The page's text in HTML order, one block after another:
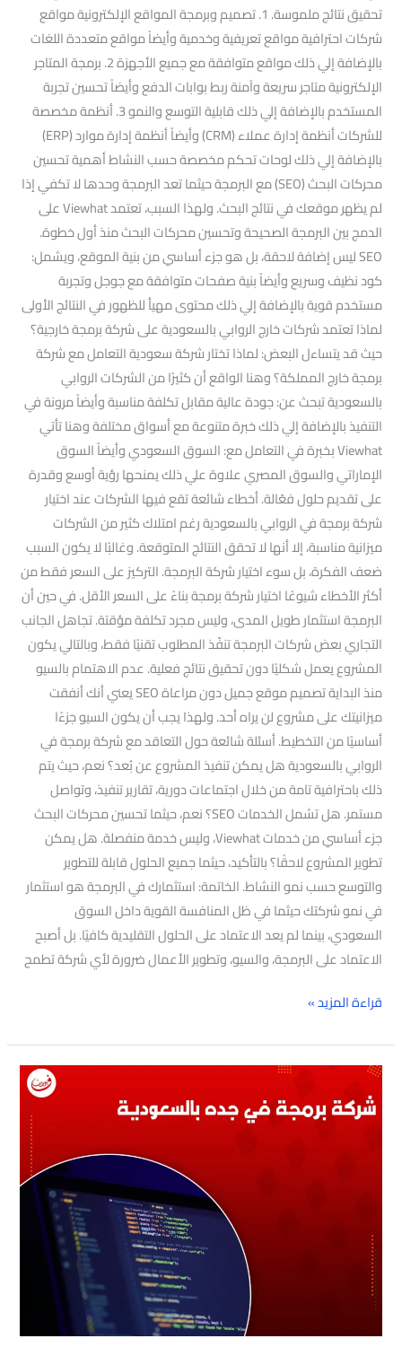
تحقيق نتائج ملموسة. 1. تصميم وبرمجة المواقع الإلكترونية مواقع
شركات احترافية مواقع تعريفية وخدمية وأيضاً مواقع متعددة اللغات
بالإضافة إلي ذلك مواقع متوافقة مع جميع الأجهزة 2. برمجة المتاجر
الإلكترونية متاجر سريعة وآمنة ربط بوابات الدفع وأيضاً تحسين تجربة
المستخدم بالإضافة إلي ذلك قابلية التوسع والنمو 3. أنظمة مخصصة
للشركات أنظمة إدارة عملاء (CRM) وأيضاً أنظمة إدارة موارد (ERP)
بالإضافة إلي ذلك لوحات تحكم مخصصة حسب النشاط أهمية تحسين
محركات البحث (SEO) مع البرمجة حيثما تعد البرمجة وحدها لا تكفي إذا
لم يظهر موقعك في نتائج البحث. ولهذا السبب، تعتمد Viewhat على
الدمج بين البرمجة الصحيحة وتحسين محركات البحث منذ أول خطوة.
SEO ليس إضافة لاحقة، بل هو جزء أساسي من بنية الموقع، ويشمل:
كود نظيف وسريع وأيضاً بنية صفحات متوافقة مع جوجل وتجربة
مستخدم قوية بالإضافة إلي ذلك محتوى مهيأ للظهور في النتائج الأولى
لماذا تعتمد شركات خارج الروابي بالسعودية على شركة برمجة خارجية؟
حيث قد يتساءل البعض: لماذا تختار شركة سعودية التعامل مع شركة
برمجة خارج المملكة؟ وهنا الواقع أن كثيرًا من الشركات الروابي
بالسعودية تبحث عن: جودة عالية مقابل تكلفة مناسبة وأيضاً مرونة في
التنفيذ بالإضافة إلي ذلك خبرة متنوعة مع أسواق مختلفة وهنا تأتي
Viewhat بخبرة في التعامل مع: السوق السعودي وأيضاً السوق
الإماراتي والسوق المصري علاوة علي ذلك يمنحها رؤية أوسع وقدرة
على تقديم حلول فعّالة. أخطاء شائعة تقع فيها الشركات عند اختيار
شركة برمجة في الروابي بالسعودية رغم امتلاك كثير من الشركات
ميزانية مناسبة، إلا أنها لا تحقق النتائج المتوقعة. وغالبًا لا يكون السبب
ضعف الفكرة، بل سوء اختيار شركة البرمجة. التركيز على السعر فقط من
أكثر الأخطاء شيوعًا اختيار شركة برمجة بناءً على السعر الأقل. في حين أن
البرمجة استثمار طويل المدى، وليس مجرد تكلفة مؤقتة. تجاهل الجانب
التجاري بعض شركات البرمجة تنفّذ المطلوب تقنيًا فقط، وبالتالي يكون
المشروع يعمل شكليًا دون تحقيق نتائج فعلية. عدم الاهتمام بالسيو
منذ البداية تصميم موقع جميل دون مراعاة SEO يعني أنك أنفقت
ميزانيتك على مشروع لن يراه أحد. ولهذا يجب أن يكون السيو جزءًا
أساسيًا من التخطيط. أسئلة شائعة حول التعاقد مع شركة برمجة في
الروابي بالسعودية هل يمكن تنفيذ المشروع عن بُعد؟ نعم، حيث يتم
ذلك باحترافية تامة من خلال اجتماعات دورية، تقارير تنفيذ، وتواصل
مستمر. هل تشمل الخدمات SEO؟ نعم، حيثما تحسين محركات البحث
جزء أساسي من خدمات Viewhat، وليس خدمة منفصلة. هل يمكن
تطوير المشروع لاحقًا؟ بالتأكيد، حيثما جميع الحلول قابلة للتطوير
والتوسع حسب نمو النشاط. الخاتمة: استثمارك في البرمجة هو استثمار
في نمو شركتك حيثما في ظل المنافسة القوية داخل السوق
السعودي، بينما لم يعد الاعتماد على الحلول التقليدية كافيًا. بل أصبح
الاعتماد على البرمجة، والسيو، وتطوير الأعمال ضرورة لأي شركة تطمح
قراءة المزيد »
شركة
برمجة
في